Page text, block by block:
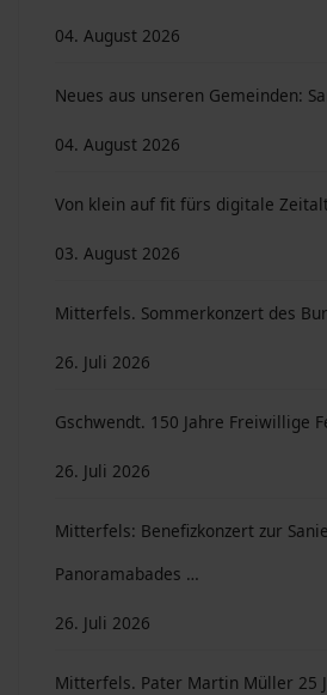
04. August 2026
Neues aus unseren Gemeinden:
04. August 2026
Von klein auf fit fürs digitale
03. August 2026
Mitterfels. Sommerkonzert des
26. Juli 2026
Gschwendt. 150 Jahre Freiwillige
26. Juli 2026
Mitterfels: Benefizkonzert zur
Panoramabades …
26. Juli 2026
Mitterfels. Pater Martin Müller 25